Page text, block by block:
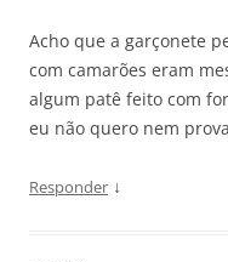
Acho que a garçonete
com camarões eram
algum patê feito com
eu não quero nem
Responder ↓